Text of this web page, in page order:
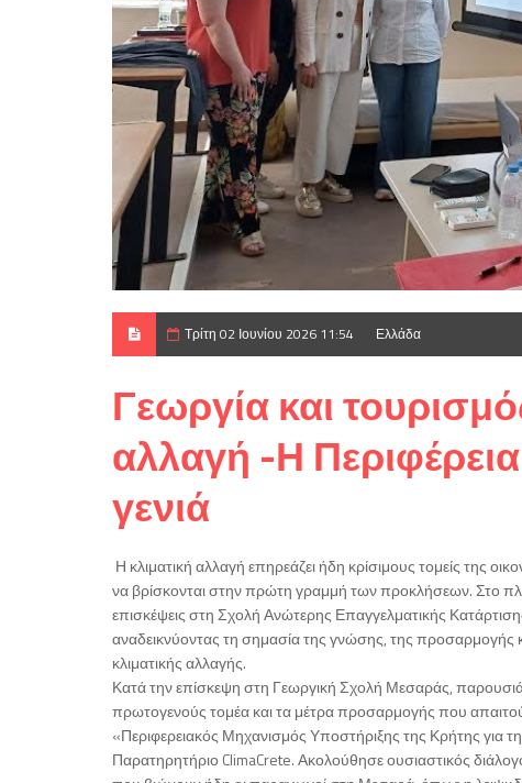
Τρίτη 02 Ιουνίου 2026 11:54 Ελλάδα
Γεωργία και
αλλαγή -Η
γενιά
Η κλιματική αλλαγή επηρεάζει ήδη κρίσιμους τομείς της
να βρίσκονται στην πρώτη γραμμή των προκλήσεων. Στο
επισκέψεις στη Σχολή Ανώτερης Επαγγελματικής
αναδεικνύοντας τη σημασία της γνώσης, της προσαρμογής
κλιματικής αλλαγής.
Κατά την επίσκεψη στη Γεωργική Σχολή Μεσαράς,
πρωτογενούς τομέα και τα μέτρα προσαρμογής που
«Περιφερειακός Μηχανισμός Υποστήριξης της Κρήτης για
Παρατηρητήριο ClimaCrete. Ακολούθησε ουσιαστικός